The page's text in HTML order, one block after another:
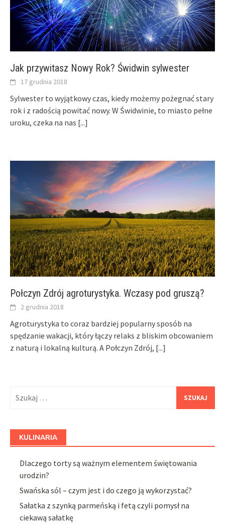
Jak przywitasz Nowy Rok? Świdwin sylwester
17 grudnia 2018
Sylwester to wyjątkowy czas, kiedy możemy pożegnać stary
rok i z radością powitać nowy. W Świdwinie, to miasto pełne
uroku, czeka na nas [...]
Połczyn Zdrój agroturystyka. Wczasy pod gruszą?
2 grudnia 2018
Agroturystyka to coraz bardziej popularny sposób na
spędzanie wakacji, który łączy relaks z bliskim obcowaniem
z naturą i lokalną kulturą. A Połczyn Zdrój, [...]
KULINARIA
Dlaczego torty są ważnym elementem świętowania
urodzin?
Swańska sól – czym jest i do czego ją wykorzystać?
Sałatka z szynką parmeńską i fetą czyli pomysł na
ciekawą sałatkę